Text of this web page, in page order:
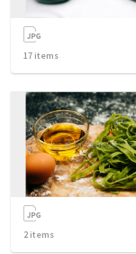
17 items
2items